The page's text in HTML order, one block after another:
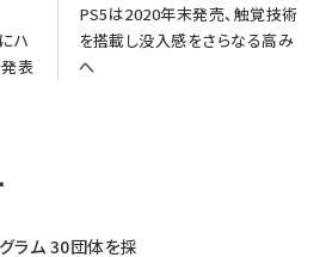
ハ
発表
PS5は2020年末発売、触覚技術
を搭載し没入感をさらなる高み
へ
ラム 30団体を採